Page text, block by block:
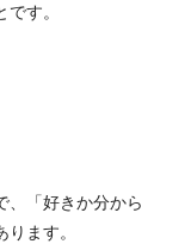
す。
、「好きか分から
ます。